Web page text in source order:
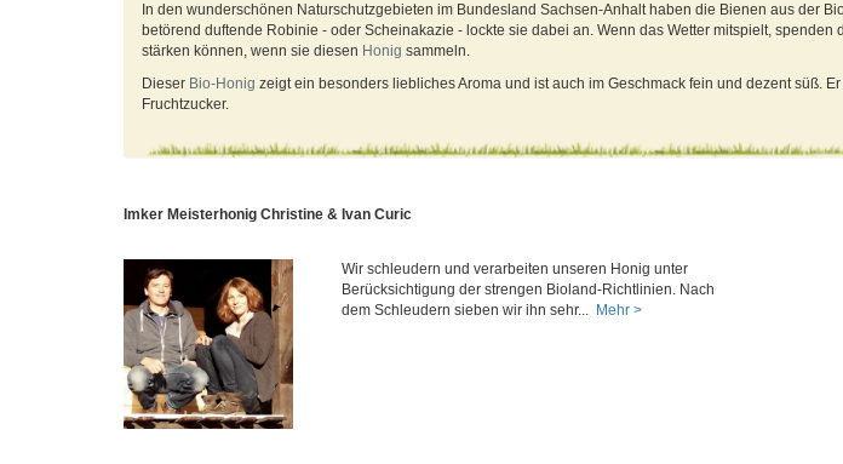
In den wunderschönen Naturschutzgebieten im Bundesland Sachsen-Anhalt haben die Bienen aus der
betörend duftende Robinie - oder Scheinakazie - lockte sie dabei an. Wenn das Wetter mitspielt,
stärken können, wenn sie diesen Honig sammeln.
Dieser Bio-Honig zeigt ein besonders liebliches Aroma und ist auch im Geschmack fein und dezent süß.
Fruchtzucker.
Imker Meisterhonig Christine & Ivan Curic
Wir schleudern und verarbeiten unseren Honig unter
Berücksichtigung der strengen Bioland-Richtlinien. Nach
dem Schleudern sieben wir ihn sehr... Mehr >